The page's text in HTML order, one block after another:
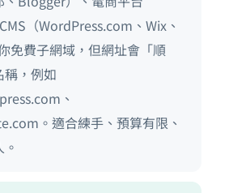
（WordPress.com、Wix、
免費子網域，但網址會「順
稱，例如
、
。適合練手、預算有限、